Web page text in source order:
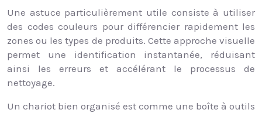
Une astuce particulièrement utile consiste à utiliser
des codes couleurs pour différencier rapidement les
zones ou les types de produits. Cette approche visuelle
permet une identification instantanée, réduisant
ainsi les erreurs et accélérant le processus de
nettoyage.
Un chariot bien organisé est comme une boîte à outils